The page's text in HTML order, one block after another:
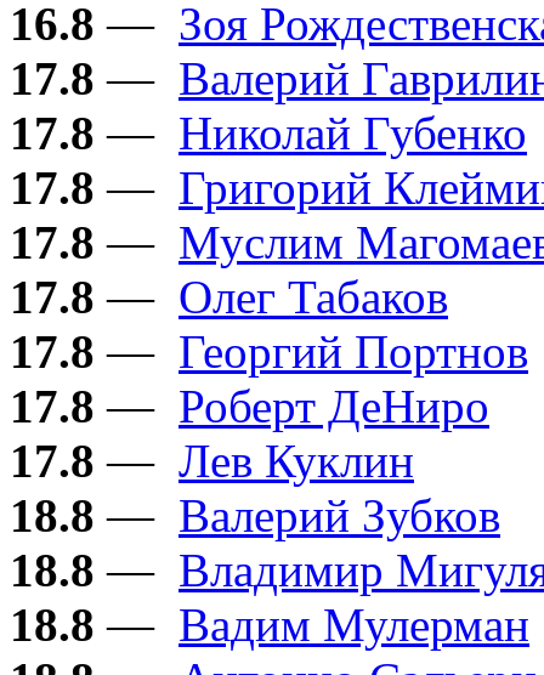
16.8 — Зоя
17.8 — Валерий
17.8 — Николай Губенко
17.8 — Григорий
17.8 — Муслим
17.8 — Олег Табаков
17.8 — Георгий Портнов
17.8 — Роберт ДеНиро
17.8 — Лев Куклин
18.8 — Валерий Зубков
18.8 — Владимир
18.8 — Вадим Мулерман